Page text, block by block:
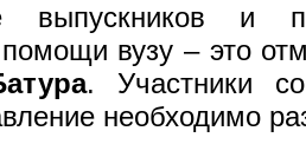
выпускников и
вузу – это
. Участники
необходимо